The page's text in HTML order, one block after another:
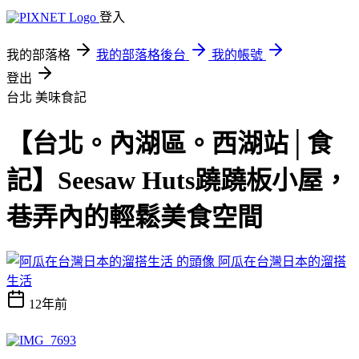
登入
我的部落格 我的部落格後台
我的帳號
登出
台北 美味食記
【台北。內湖區。西湖站│食
記】Seesaw Huts蹺蹺板小屋，
巷弄內的輕鬆美食空間
阿瓜在台灣日本的溜搭
生活
12年前